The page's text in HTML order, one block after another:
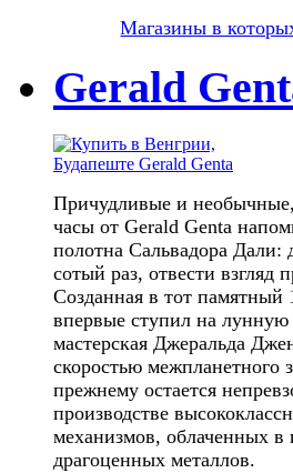
Магазины в
Gerald
Причудливые и
часы от Gerald Genta
полотна Сальвадора
сотый раз, отвести взгляд
Созданная в тот памятный
впервые ступил на лунную
мастерская Джеральда
скоростью межпланетного
прежнему остается
производстве
механизмов, облаченных в
драгоценных металлов.